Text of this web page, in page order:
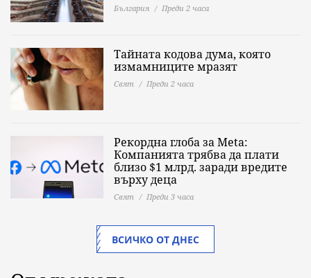
България Преди 2 часа
Тайната кодова дума, която
измамниците мразят
Свят Преди 2 часа
Рекордна глоба за Meta:
Компанията трябва да плати
близо $1 млрд. заради вредите
върху деца
Свят Преди 3 часа
ВСИЧКО ОТ ДНЕС